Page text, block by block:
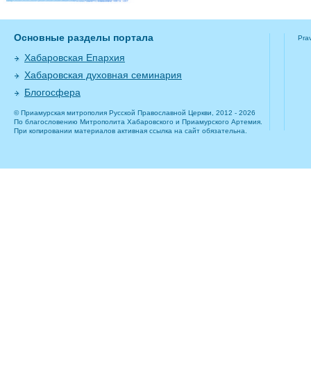
Основные разделы портала
Хабаровская Епархия
Хабаровская духовная семинария
Блогосфера
© Приамурская митрополия Русской Православной Церкви, 2012 - 2026
По благословению Митрополита Хабаровского и Приамурского Артемия.
При копировании материалов активная ссылка на сайт обязательна.